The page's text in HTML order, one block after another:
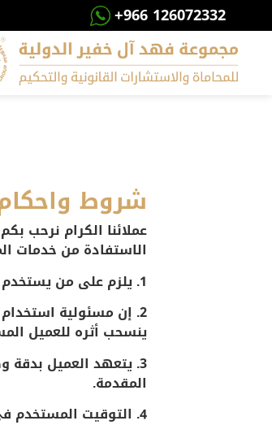
+966 126072332
شروط
عملائنا الكرام نرحب
الاستفادة من خدمات
1. يلزم على من يستخدم الموقع ان يتمتع بكامل الاهلية الشرعية وان يكون تجاوز الثامنة عشر من العمر.
2. إن مسئولية
ينسحب أثره للعميل
3. يتعهد العميل بدقة
المقدمة.
4. التوقيت المستخدم في الموقع هو التوقيت المحلي للمملكة العربية السعودية.